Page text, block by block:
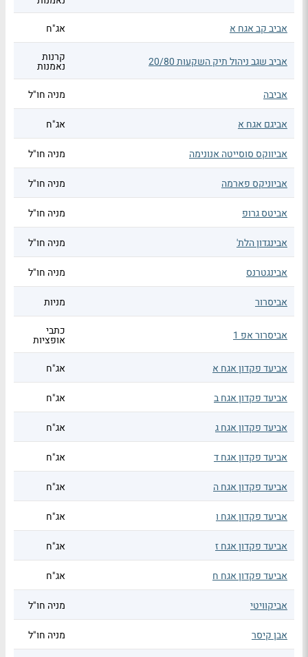
אביב קב אגח א
אג"ח
אביב שגב ניהול תיק השקעות 20/80 קרנות
נאמנות
אביבה
מניה חו"ל
אביגם אגח א אג"ח
אביווקס סוסייטה אנונימה מניה חו"ל
אביוניקס פארמה מניה חו"ל
אביטס גרופ מניה חו"ל
אבינגדון הלת' מניה חו"ל
אבינגטרנס מניה חו"ל
אביסרור מניות
אביסרור אפ 1 כתבי
אופציות
אביעד פקדון אגח א
אג"ח
אביעד פקדון אגח ב אג"ח
אביעד פקדון אגח ג אג"ח
אביעד פקדון אגח ד אג"ח
אביעד פקדון אגח ה אג"ח
אביעד פקדון אגח ו אג"ח
אביעד פקדון אגח ז אג"ח
אביעד פקדון אגח ח אג"ח
אביקוויטי מניה חו"ל
אבן קיסר מניה חו"ל